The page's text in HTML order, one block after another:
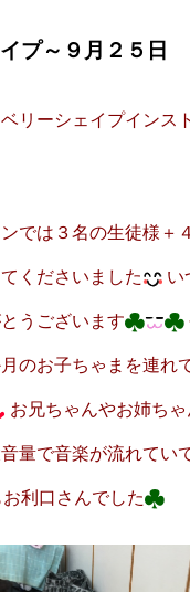
プ～９月２５日
リーシェイプインス
では３名の生徒様＋
くださいました い
うございます
のお子ちゃまを連れ
お兄ちゃんやお姉ち
量で音楽が流れてい
お利口さんでした